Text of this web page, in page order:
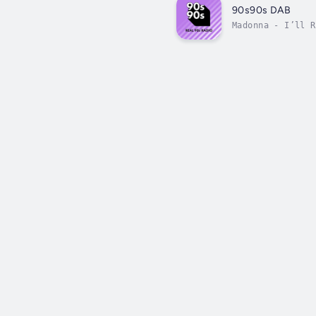
90s90s DAB
Madonna - I’ll